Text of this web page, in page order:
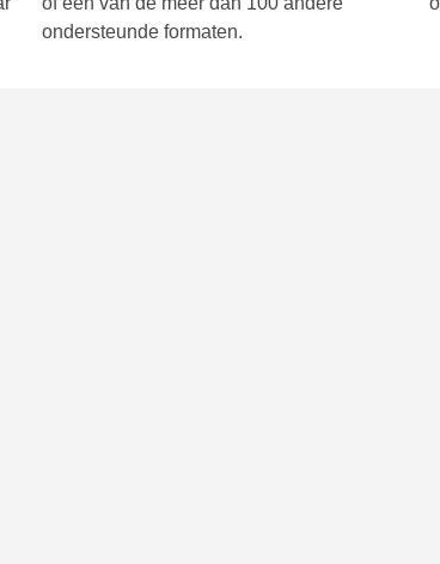
ondersteunde formaten.